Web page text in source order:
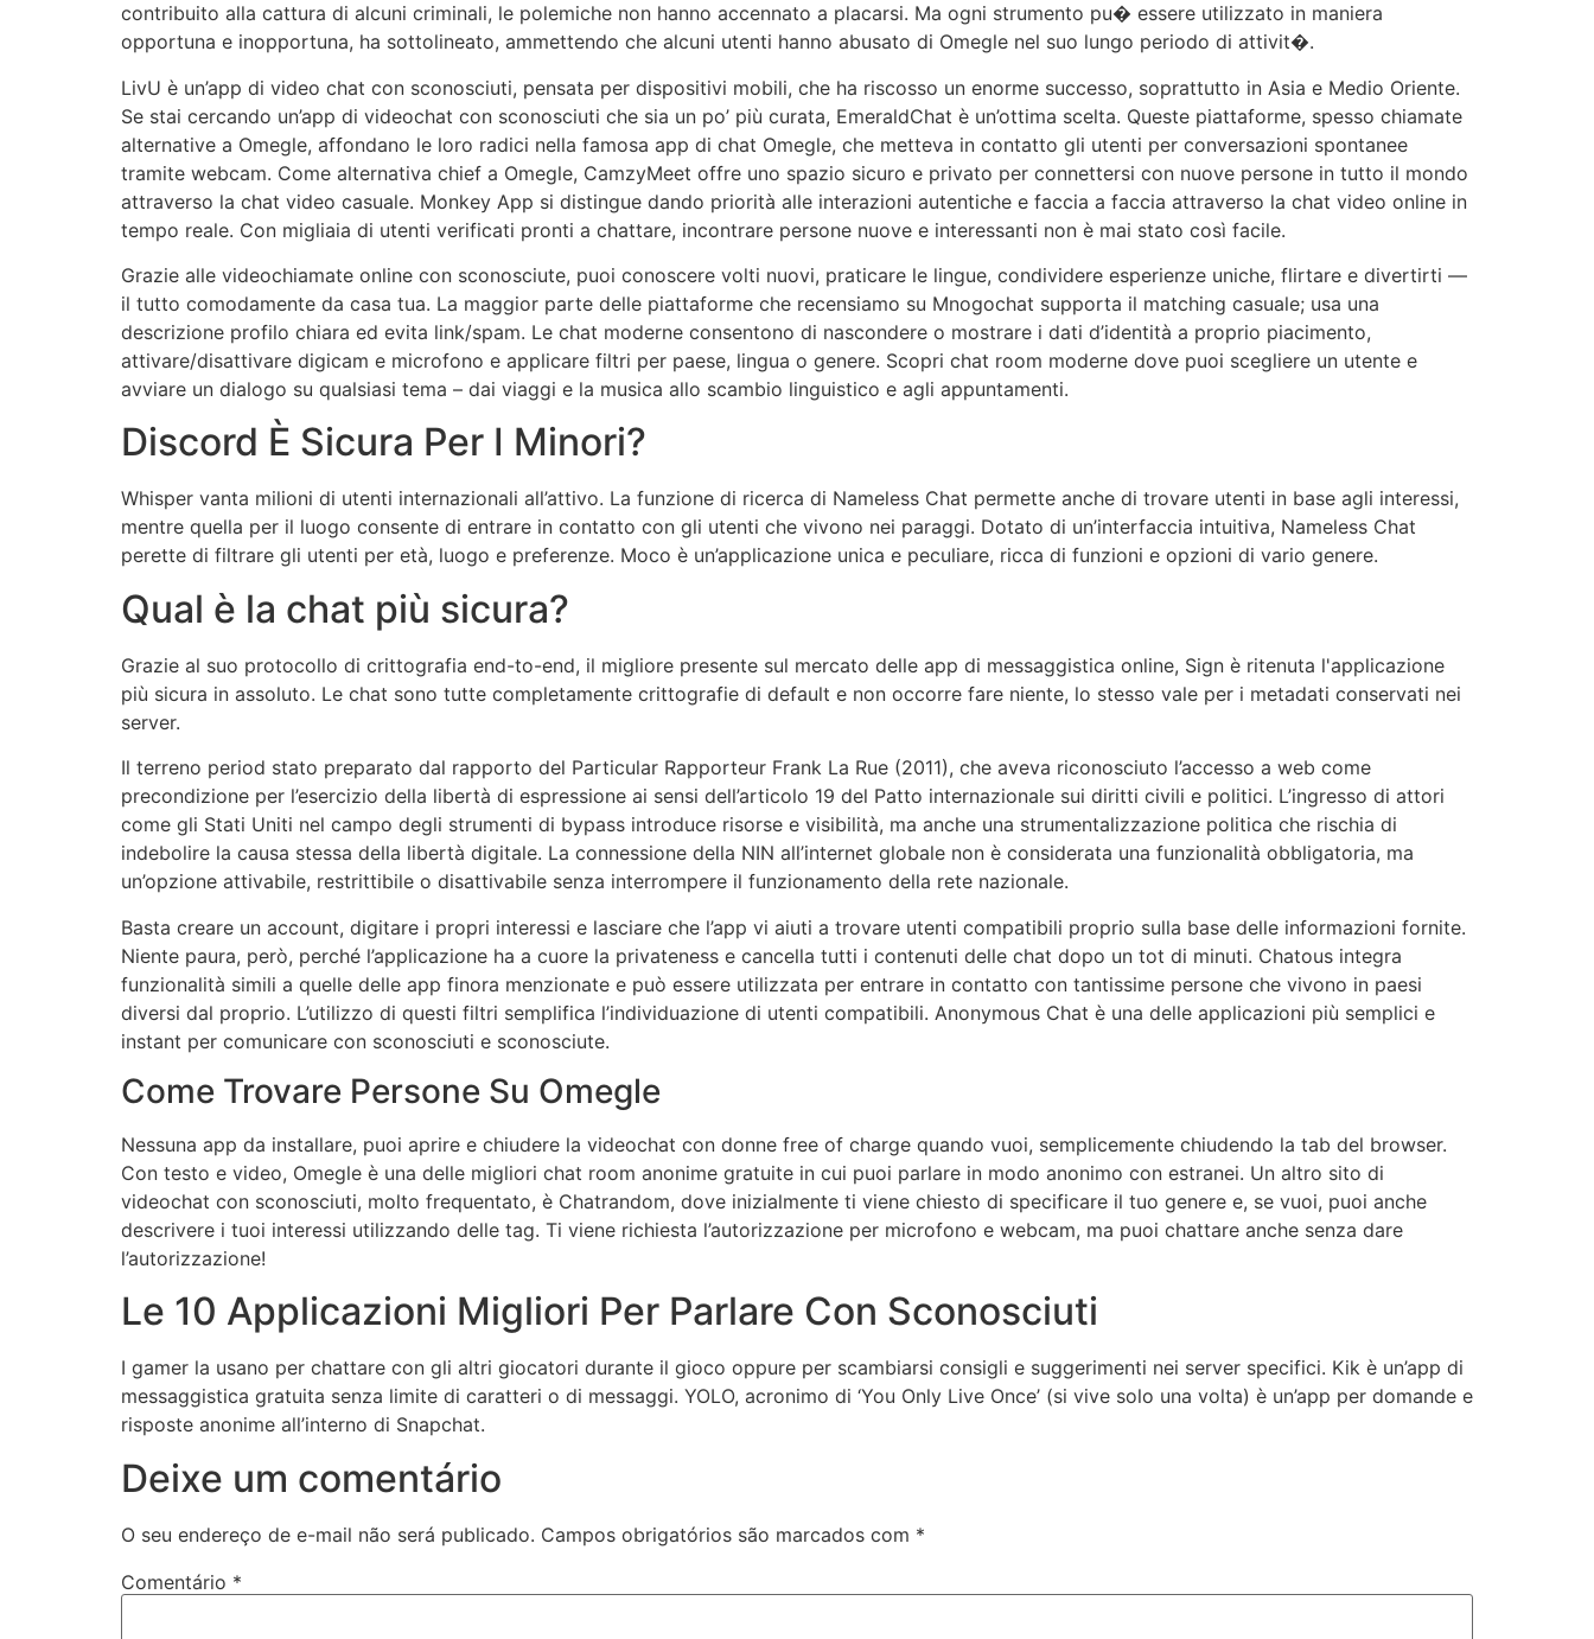
contribuito alla cattura di alcuni criminali, le polemiche non hanno accennato a placarsi. Ma ogni strumento pu� essere utilizzato in maniera
opportuna e inopportuna, ha sottolineato, ammettendo che alcuni utenti hanno abusato di Omegle nel suo lungo periodo di attivit�.
LivU è un’app di video chat con sconosciuti, pensata per dispositivi mobili, che ha riscosso un enorme successo, soprattutto in Asia e Medio Oriente.
Se stai cercando un’app di videochat con sconosciuti che sia un po’ più curata, EmeraldChat è un’ottima scelta. Queste piattaforme, spesso chiamate
alternative a Omegle, affondano le loro radici nella famosa app di chat Omegle, che metteva in contatto gli utenti per conversazioni spontanee
tramite webcam. Come alternativa chief a Omegle, CamzyMeet offre uno spazio sicuro e privato per connettersi con nuove persone in tutto il mondo
attraverso la chat video casuale. Monkey App si distingue dando priorità alle interazioni autentiche e faccia a faccia attraverso la chat video online in
tempo reale. Con migliaia di utenti verificati pronti a chattare, incontrare persone nuove e interessanti non è mai stato così facile.
Grazie alle videochiamate online con sconosciute, puoi conoscere volti nuovi, praticare le lingue, condividere esperienze uniche, flirtare e divertirti —
il tutto comodamente da casa tua. La maggior parte delle piattaforme che recensiamo su Mnogochat supporta il matching casuale; usa una
descrizione profilo chiara ed evita link/spam. Le chat moderne consentono di nascondere o mostrare i dati d’identità a proprio piacimento,
attivare/disattivare digicam e microfono e applicare filtri per paese, lingua o genere. Scopri chat room moderne dove puoi scegliere un utente e
avviare un dialogo su qualsiasi tema – dai viaggi e la musica allo scambio linguistico e agli appuntamenti.
Discord È Sicura Per I Minori?
Whisper vanta milioni di utenti internazionali all’attivo. La funzione di ricerca di Nameless Chat permette anche di trovare utenti in base agli interessi,
mentre quella per il luogo consente di entrare in contatto con gli utenti che vivono nei paraggi. Dotato di un’interfaccia intuitiva, Nameless Chat
perette di filtrare gli utenti per età, luogo e preferenze. Moco è un’applicazione unica e peculiare, ricca di funzioni e opzioni di vario genere.
Qual è la chat più sicura?
Grazie al suo protocollo di crittografia end-to-end, il migliore presente sul mercato delle app di messaggistica online, Sign è ritenuta l'applicazione
più sicura in assoluto. Le chat sono tutte completamente crittografie di default e non occorre fare niente, lo stesso vale per i metadati conservati nei
server.
Il terreno period stato preparato dal rapporto del Particular Rapporteur Frank La Rue (2011), che aveva riconosciuto l’accesso a web come
precondizione per l’esercizio della libertà di espressione ai sensi dell’articolo 19 del Patto internazionale sui diritti civili e politici. L’ingresso di attori
come gli Stati Uniti nel campo degli strumenti di bypass introduce risorse e visibilità, ma anche una strumentalizzazione politica che rischia di
indebolire la causa stessa della libertà digitale. La connessione della NIN all’internet globale non è considerata una funzionalità obbligatoria, ma
un’opzione attivabile, restrittibile o disattivabile senza interrompere il funzionamento della rete nazionale.
Basta creare un account, digitare i propri interessi e lasciare che l’app vi aiuti a trovare utenti compatibili proprio sulla base delle informazioni fornite.
Niente paura, però, perché l’applicazione ha a cuore la privateness e cancella tutti i contenuti delle chat dopo un tot di minuti. Chatous integra
funzionalità simili a quelle delle app finora menzionate e può essere utilizzata per entrare in contatto con tantissime persone che vivono in paesi
diversi dal proprio. L’utilizzo di questi filtri semplifica l’individuazione di utenti compatibili. Anonymous Chat è una delle applicazioni più semplici e
instant per comunicare con sconosciuti e sconosciute.
Come Trovare Persone Su Omegle
Nessuna app da installare, puoi aprire e chiudere la videochat con donne free of charge quando vuoi, semplicemente chiudendo la tab del browser.
Con testo e video, Omegle è una delle migliori chat room anonime gratuite in cui puoi parlare in modo anonimo con estranei. Un altro sito di
videochat con sconosciuti, molto frequentato, è Chatrandom, dove inizialmente ti viene chiesto di specificare il tuo genere e, se vuoi, puoi anche
descrivere i tuoi interessi utilizzando delle tag. Ti viene richiesta l’autorizzazione per microfono e webcam, ma puoi chattare anche senza dare
l’autorizzazione!
Le 10 Applicazioni Migliori Per Parlare Con Sconosciuti
I gamer la usano per chattare con gli altri giocatori durante il gioco oppure per scambiarsi consigli e suggerimenti nei server specifici. Kik è un’app di
messaggistica gratuita senza limite di caratteri o di messaggi. YOLO, acronimo di ‘You Only Live Once’ (si vive solo una volta) è un’app per domande e
risposte anonime all’interno di Snapchat.
Deixe um comentário
O seu endereço de e-mail não será publicado. Campos obrigatórios são marcados com *
Comentário *